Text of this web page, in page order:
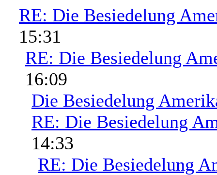
RE: Die Besiedelung
15:31
RE: Die Besiedelung
16:09
Die Besiedelung
RE: Die Besiedelung
14:33
RE: Die Besiedelung